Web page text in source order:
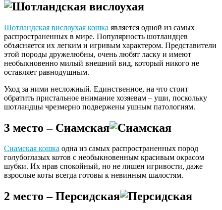
Шотландская вислоухая кошка является одной из самых
распространенных в мире. Популярность шотландцев
объясняется их легким и игривым характером. Представители
этой породы дружелюбны, очень любят ласку и имеют
необыкновенно милый внешний вид, который никого не
оставляет равнодушным.
Уход за ними несложный. Единственное, на что стоит
обратить пристальное внимание хозяевам – уши, поскольку
шотландцы чрезмерно подвержены ушным патологиям.
3 место – Сиамская
Сиамская кошка одна из самых распространенных пород
голубоглазых котов с необыкновенным красивым окрасом
шубки. Их нрав спокойный, но не лишен игривости, даже
взрослые коты всегда готовы к невинным шалостям.
2 место – Персидская